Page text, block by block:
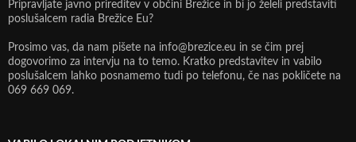
Pripravljate javno prireditev v občini Brežice in bi jo želeli predstaviti
poslušalcem radia Brežice Eu?
Prosimo vas, da nam pišete na info@brezice.eu in se čim prej
dogovorimo za intervju na to temo. Kratko predstavitev in vabilo
poslušalcem lahko posnamemo tudi po telefonu, če nas pokličete na
069 669 069.